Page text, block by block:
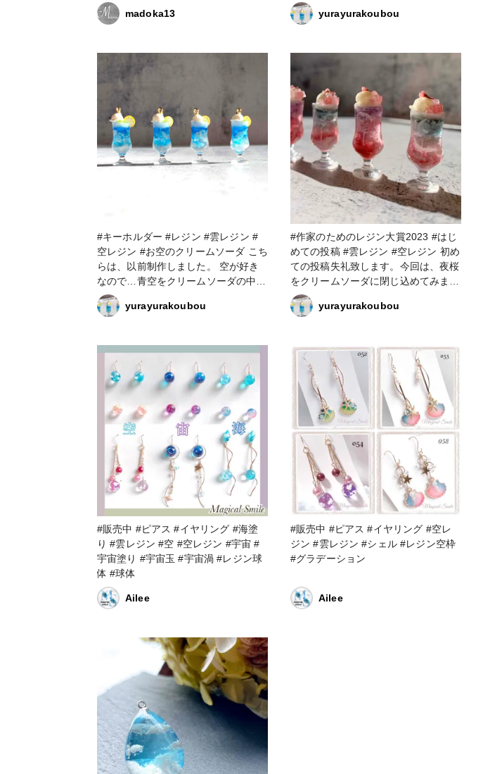
行きを出しました。 #アクセサリー部
#ピアス #イヤリング #ソラだま #空madoka13
粘土を使って作成しました。 グラス
は星の雫、中のドリンクは作家のため
yurayurakoubou
#キーホルダー #レジン #雲レジン #
空レジン #お空のクリームソーダ こち
らは、以前制作しました。 空が好き
なので…青空をクリームソーダの中に
閉じ込めました、お空のクリームソー
ダです。yurayurakoubou
#作家のためのレジン大賞2023 #はじ
めての投稿 #雲レジン #空レジン 初め
ての投稿失礼致します。今回は、夜桜
をクリームソーダに閉じ込めてみまし
た。
yurayurakoubou
#販売中 #ピアス #イヤリング #海塗
り #雲レジン #空 #空レジン #宇宙 #
宇宙塗り #宇宙玉 #宇宙渦 #レジン球
体 #球体
Ailee
#販売中 #ピアス #イヤリング #空レ
ジン #雲レジン #シェル #レジン空枠
#グラデーション
Ailee